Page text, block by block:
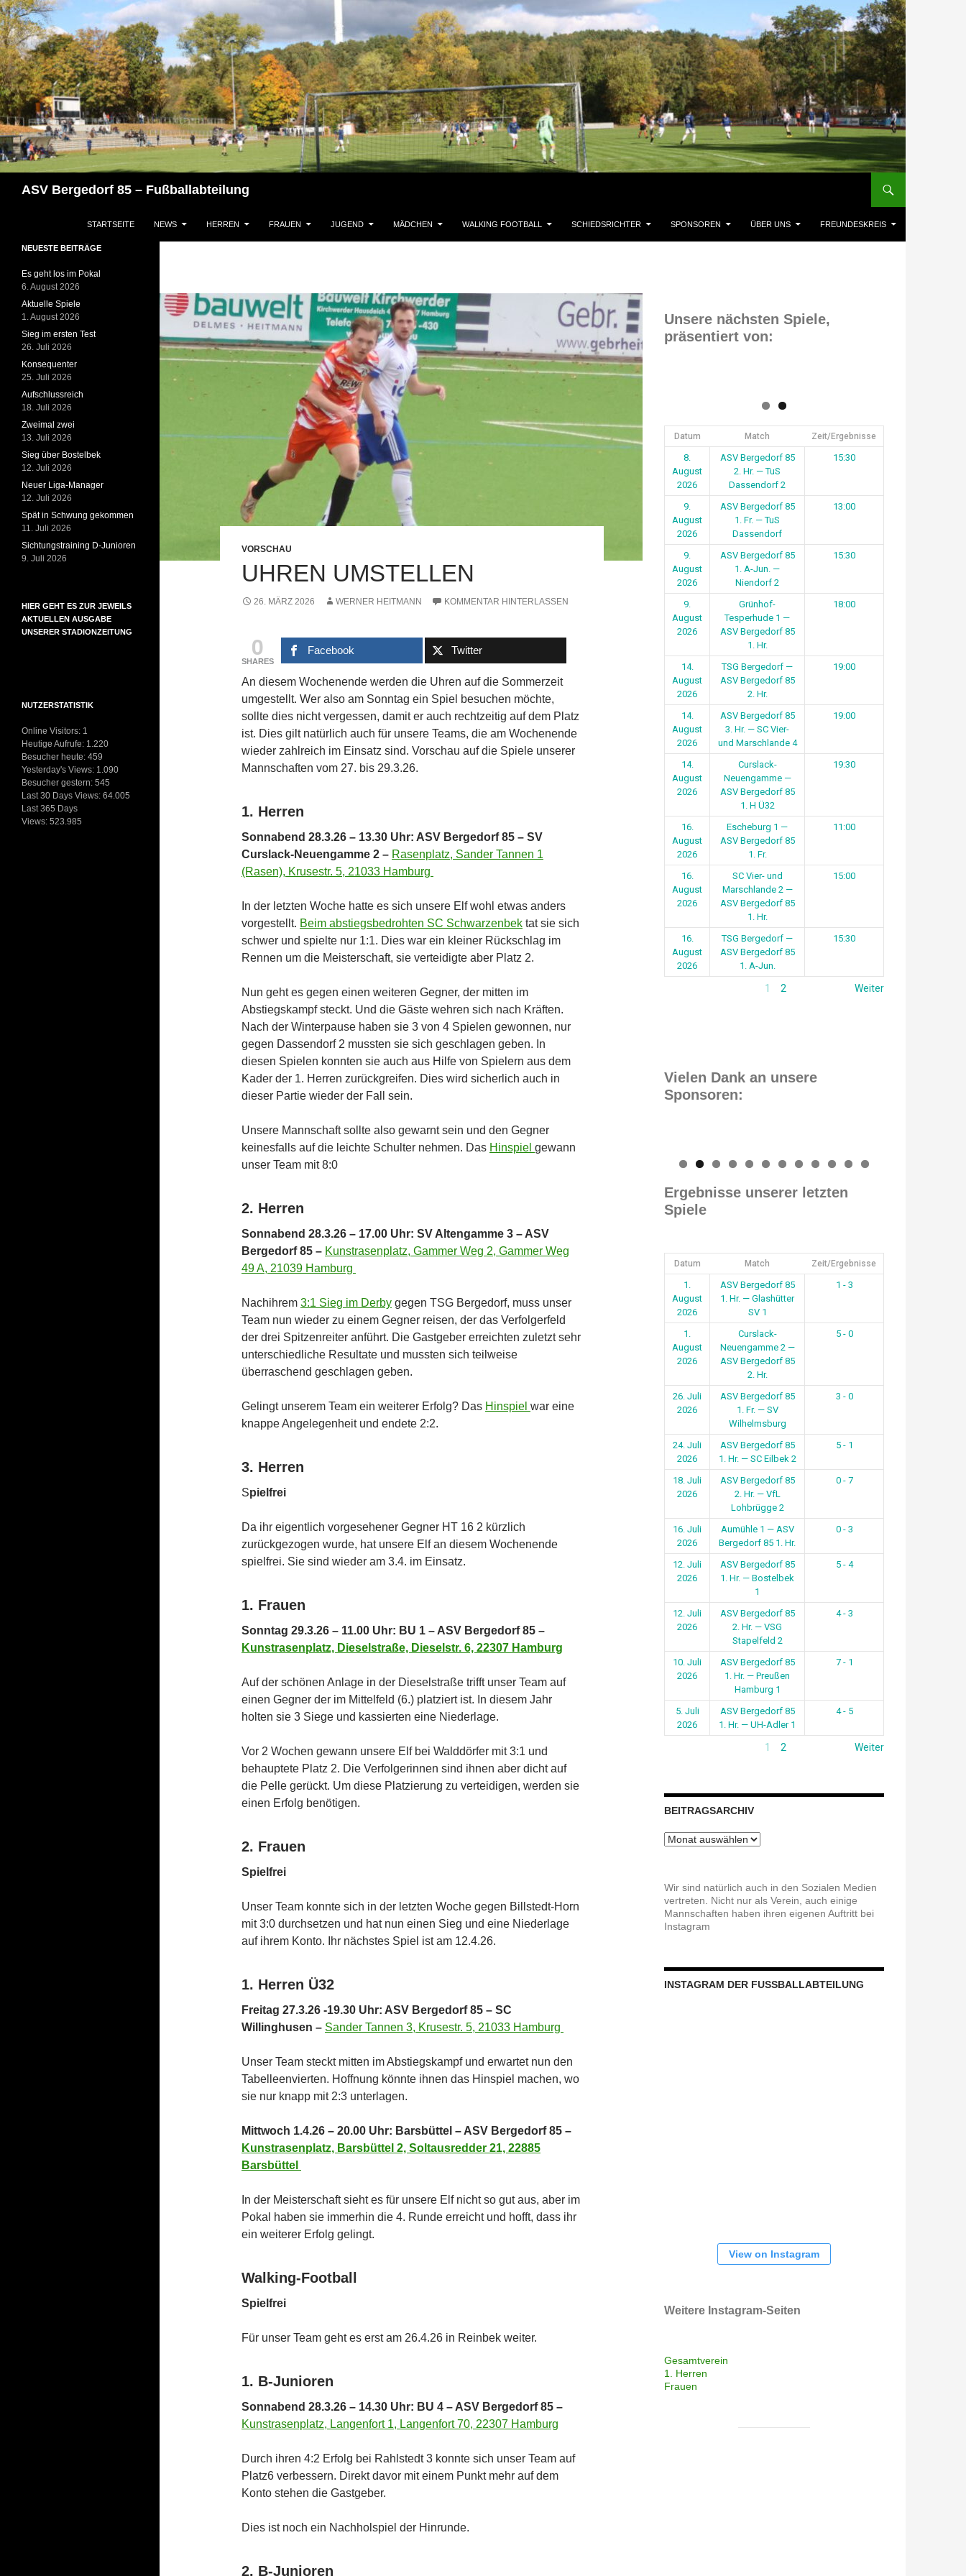
Zum
Inhalt
springen
ASV Bergedorf 85 – Fußballabteilung
STARTSEITE NEWS HERREN FRAUEN JUGEND MÄDCHEN WALKING FOOTBALL SCHIEDSRICHTER SPONSOREN ÜBER UNS FREUNDESKREIS
VORSCHAU
UHREN UMSTELLEN
26. MÄRZ 2026 WERNER HEITMANN KOMMENTAR HINTERLASSEN
0
SHARES
Facebook Twitter
An diesem Wochenende werden die Uhren auf die Sommerzeit
umgestellt. Wer also am Sonntag ein Spiel besuchen möchte,
sollte dies nicht vergessen, damit er auch rechtzeitig auf dem Platz
ist. Dies gilt natürlich auch für unsere Teams, die am Wochenende
wieder zahlreich im Einsatz sind. Vorschau auf die Spiele unserer
Mannschaften vom 27. bis 29.3.26.
1. Herren
Sonnabend 28.3.26 – 13.30 Uhr: ASV Bergedorf 85 – SV
Curslack-Neuengamme 2 – Rasenplatz, Sander Tannen 1
(Rasen), Krusestr. 5, 21033 Hamburg
In der letzten Woche hatte es sich unsere Elf wohl etwas anders
vorgestellt. Beim abstiegsbedrohten SC Schwarzenbek tat sie sich
schwer und spielte nur 1:1. Dies war ein kleiner Rückschlag im
Rennen um die Meisterschaft, sie verteidigte aber Platz 2.
Nun geht es gegen einen weiteren Gegner, der mitten im
Abstiegskampf steckt. Und die Gäste wehren sich nach Kräften.
Nach der Winterpause haben sie 3 von 4 Spielen gewonnen, nur
gegen Dassendorf 2 mussten sie sich geschlagen geben. In
diesen Spielen konnten sie auch aus Hilfe von Spielern aus dem
Kader der 1. Herren zurückgreifen. Dies wird sicherlich auch in
dieser Partie wieder der Fall sein.
Unsere Mannschaft sollte also gewarnt sein und den Gegner
keinesfalls auf die leichte Schulter nehmen. Das Hinspiel gewann
unser Team mit 8:0
2. Herren
Sonnabend 28.3.26 – 17.00 Uhr: SV Altengamme 3 – ASV
Bergedorf 85 – Kunstrasenplatz, Gammer Weg 2, Gammer Weg
49 A, 21039 Hamburg
Nachihrem 3:1 Sieg im Derby gegen TSG Bergedorf, muss unser
Team nun wieder zu einem Gegner reisen, der das Verfolgerfeld
der drei Spitzenreiter anführt. Die Gastgeber erreichten zuletzt sehr
unterschiedliche Resultate und mussten sich teilweise
überraschend geschlagen geben.
Gelingt unserem Team ein weiterer Erfolg? Das Hinspiel war eine
knappe Angelegenheit und endete 2:2.
3. Herren
Spielfrei
Da ihr eigentlich vorgesehener Gegner HT 16 2 kürzlich
zurückgezogen wurde, hat unsere Elf an diesem Wochenende
spielfrei. Sie sind wieder am 3.4. im Einsatz.
1. Frauen
Sonntag 29.3.26 – 11.00 Uhr: BU 1 – ASV Bergedorf 85 –
Kunstrasenplatz, Dieselstraße, Dieselstr. 6, 22307 Hamburg
Auf der schönen Anlage in der Dieselstraße trifft unser Team auf
einen Gegner der im Mittelfeld (6.) platziert ist. In diesem Jahr
holten sie 3 Siege und kassierten eine Niederlage.
Vor 2 Wochen gewann unsere Elf bei Walddörfer mit 3:1 und
behauptete Platz 2. Die Verfolgerinnen sind ihnen aber dicht auf
die Pelle gerückt. Um diese Platzierung zu verteidigen, werden sie
einen Erfolg benötigen.
2. Frauen
Spielfrei
Unser Team konnte sich in der letzten Woche gegen Billstedt-Horn
mit 3:0 durchsetzen und hat nun einen Sieg und eine Niederlage
auf ihrem Konto. Ihr nächstes Spiel ist am 12.4.26.
1. Herren Ü32
Freitag 27.3.26 -19.30 Uhr: ASV Bergedorf 85 – SC
Willinghusen – Sander Tannen 3, Krusestr. 5, 21033 Hamburg
Unser Team steckt mitten im Abstiegskampf und erwartet nun den
Tabelleenvierten. Hoffnung könnte ihnen das Hinspiel machen, wo
sie nur knapp mit 2:3 unterlagen.
Mittwoch 1.4.26 – 20.00 Uhr: Barsbüttel – ASV Bergedorf 85 –
Kunstrasenplatz, Barsbüttel 2, Soltausredder 21, 22885
Barsbüttel
In der Meisterschaft sieht es für unsere Elf nicht so gut aus, aber im
Pokal haben sie immerhin die 4. Runde erreicht und hofft, dass ihr
ein weiterer Erfolg gelingt.
Walking-Football
Spielfrei
Für unser Team geht es erst am 26.4.26 in Reinbek weiter.
1. B-Junioren
Sonnabend 28.3.26 – 14.30 Uhr: BU 4 – ASV Bergedorf 85 –
Kunstrasenplatz, Langenfort 1, Langenfort 70, 22307 Hamburg
Durch ihren 4:2 Erfolg bei Rahlstedt 3 konnte sich unser Team auf
Platz6 verbessern. Direkt davor mit einem Punkt mehr auf dem
Konto stehen die Gastgeber.
Dies ist noch ein Nachholspiel der Hinrunde.
2. B-Junioren
Unsere nächsten Spiele,
präsentiert von:
Datum Match Zeit/Ergebnisse
8.
August
2026
ASV Bergedorf 85
2. Hr. — TuS
Dassendorf 2
15:30
9.
August
2026
ASV Bergedorf 85
1. Fr. — TuS
Dassendorf
13:00
9.
August
2026
ASV Bergedorf 85
1. A-Jun. —
Niendorf 2
15:30
9.
August
2026
Grünhof-
Tesperhude 1 —
ASV Bergedorf 85
1. Hr.
18:00
14.
August
2026
TSG Bergedorf —
ASV Bergedorf 85
2. Hr.
19:00
14.
August
2026
ASV Bergedorf 85
3. Hr. — SC Vier-
und Marschlande 4
19:00
14.
August
2026
Curslack-
Neuengamme —
ASV Bergedorf 85
1. H Ü32
19:30
16.
August
2026
Escheburg 1 —
ASV Bergedorf 85
1. Fr.
11:00
16.
August
2026
SC Vier- und
Marschlande 2 —
ASV Bergedorf 85
1. Hr.
15:00
16.
August
2026
TSG Bergedorf —
ASV Bergedorf 85
1. A-Jun.
15:30
1 2 Weiter
Vielen Dank an unsere
Sponsoren:
0 1 2
Ergebnisse unserer letzten
Spiele
Datum Match Zeit/Ergebnisse
1.
August
2026
ASV Bergedorf 85
1. Hr. — Glashütter
SV 1
1 - 3
1.
August
2026
Curslack-
Neuengamme 2 —
ASV Bergedorf 85
2. Hr.
5 - 0
26. Juli
2026
ASV Bergedorf 85
1. Fr. — SV
Wilhelmsburg
3 - 0
24. Juli
2026
ASV Bergedorf 85
1. Hr. — SC Eilbek 2
5 - 1
18. Juli
2026
ASV Bergedorf 85
2. Hr. — VfL
Lohbrügge 2
0 - 7
16. Juli
2026
Aumühle 1 — ASV
Bergedorf 85 1. Hr.
0 - 3
12. Juli
2026
ASV Bergedorf 85
1. Hr. — Bostelbek
1
5 - 4
12. Juli
2026
ASV Bergedorf 85
2. Hr. — VSG
Stapelfeld 2
4 - 3
10. Juli
2026
ASV Bergedorf 85
1. Hr. — Preußen
Hamburg 1
7 - 1
5. Juli
2026
ASV Bergedorf 85
1. Hr. — UH-Adler 1
4 - 5
1 2 Weiter
BEITRAGSARCHIV
Beitragsarchiv
Wir sind natürlich auch in den Sozialen Medien
vertreten. Nicht nur als Verein, auch einige
Mannschaften haben ihren eigenen Auftritt bei
Instagram
INSTAGRAM DER FUSSBALLABTEILUNG
View on Instagram
Weitere Instagram-Seiten
Gesamtverein
1. Herren
Frauen
NEUESTE BEITRÄGE
Es geht los im Pokal
6. August 2026
Aktuelle Spiele
1. August 2026
Sieg im ersten Test
26. Juli 2026
Konsequenter
25. Juli 2026
Aufschlussreich
18. Juli 2026
Zweimal zwei
13. Juli 2026
Sieg über Bostelbek
12. Juli 2026
Neuer Liga-Manager
12. Juli 2026
Spät in Schwung gekommen
11. Juli 2026
Sichtungstraining D-Junioren
9. Juli 2026
HIER GEHT ES ZUR JEWEILS
AKTUELLEN AUSGABE
UNSERER STADIONZEITUNG
NUTZERSTATISTIK
Online Visitors: 1
Heutige Aufrufe: 1.220
Besucher heute: 459
Yesterday's Views: 1.090
Besucher gestern: 545
Last 30 Days Views: 64.005
Last 365 Days
Views: 523.985